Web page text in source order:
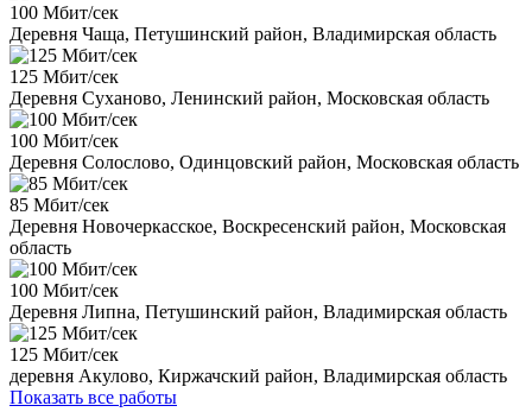
100 Мбит/сек
Деревня Чаща, Петушинский район, Владимирская область
125 Мбит/сек
Деревня Суханово, Ленинский район, Московская область
100 Мбит/сек
Деревня Солослово, Одинцовский район, Московская область
85 Мбит/сек
Деревня Новочеркасское, Воскресенский район, Московская
область
100 Мбит/сек
Деревня Липна, Петушинский район, Владимирская область
125 Мбит/сек
деревня Акулово, Киржачский район, Владимирская область
Показать все работы